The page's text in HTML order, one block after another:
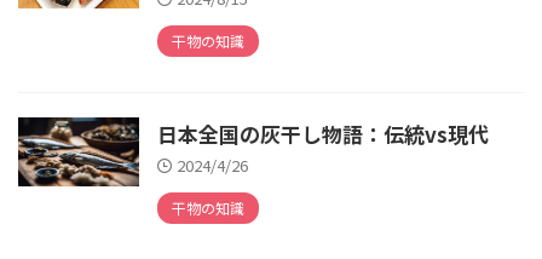
干物の知識
日本全国の灰干し物語：伝統vs現代
2024/4/26
干物の知識